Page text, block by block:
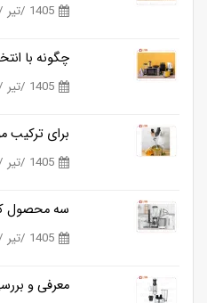
1405 /تیر /30
1405 /تیر /30
1405 /تیر /30
1405 /تیر /30